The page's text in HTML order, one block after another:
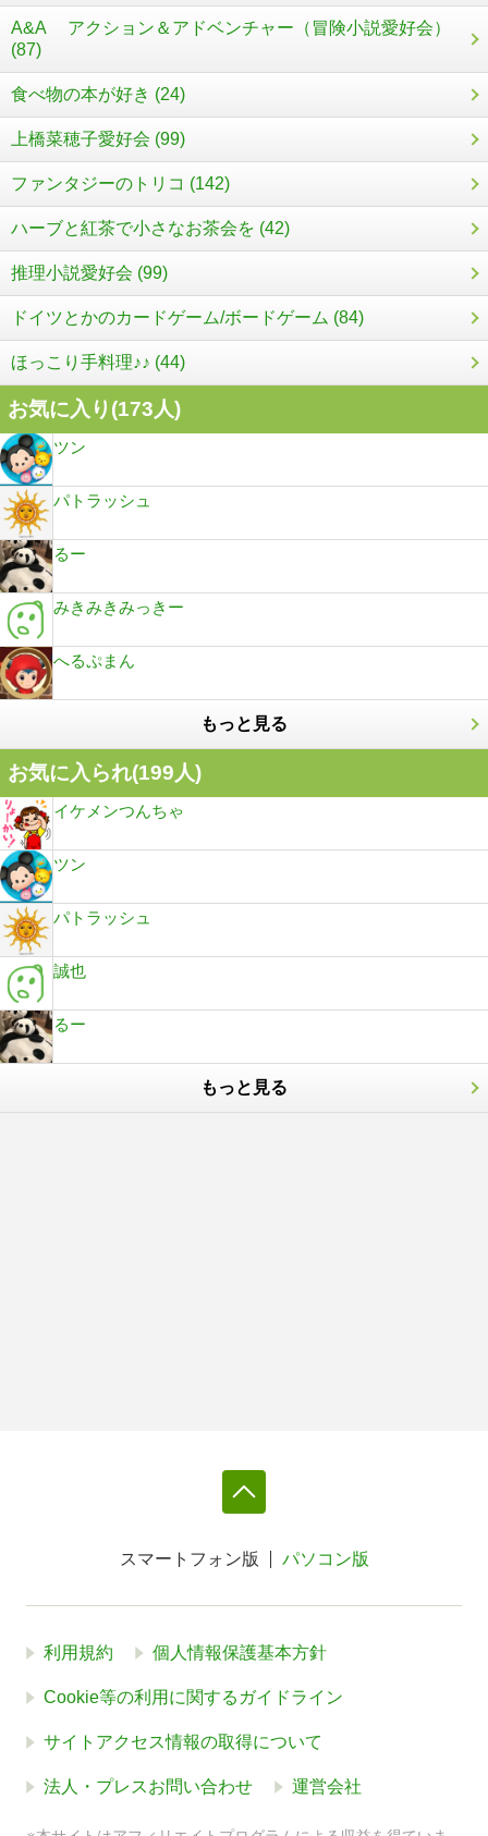
A&A アクション＆アドベンチャー（冒険小説愛好会）
(87)
食べ物の本が好き (24)
上橋菜穂子愛好会 (99)
ファンタジーのトリコ (142)
ハーブと紅茶で小さなお茶会を (42)
推理小説愛好会 (99)
ドイツとかのカードゲーム/ボードゲーム (84)
ほっこり手料理♪♪ (44)
お気に入り(173人)
ツン
パトラッシュ
るー
みきみきみっきー
へるぷまん
もっと見る
お気に入られ(199人)
イケメンつんちゃ
ツン
パトラッシュ
誠也
るー
もっと見る
スマートフォン版 パソコン版
利用規約 個人情報保護基本方針
Cookie等の利用に関するガイドライン
サイトアクセス情報の取得について
法人・プレスお問い合わせ 運営会社